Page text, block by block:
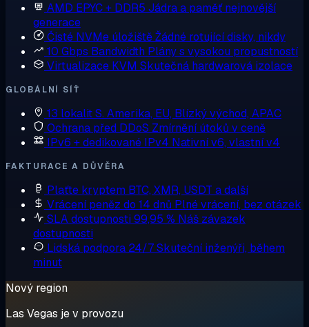
AMD EPYC + DDR5 Jádra a paměť nejnovější
generace
Čisté NVMe úložištěŽádné rotující disky, nikdy
10 Gbps Bandwidth Plány s vysokou propustností
Virtualizace KVM Skutečná hardwarová izolace
GLOBÁLNÍ SÍŤ
13 lokalitS. Amerika, EU, Blízký východ, APAC
Ochrana před DDoS Zmírnění útoků v ceně
IPv6 + dedikované IPv4 Nativní v6, vlastní v4
FAKTURACE A DŮVĚRA
Plaťte kryptem BTC, XMR, USDT a další
Vrácení peněz do 14 dnů Plné vrácení, bez otázek
SLA dostupnosti 99,95 % Náš závazek
dostupnosti
Lidská podpora 24/7Skuteční inženýři, během
minut
Nový region
Las Vegas je v provozu